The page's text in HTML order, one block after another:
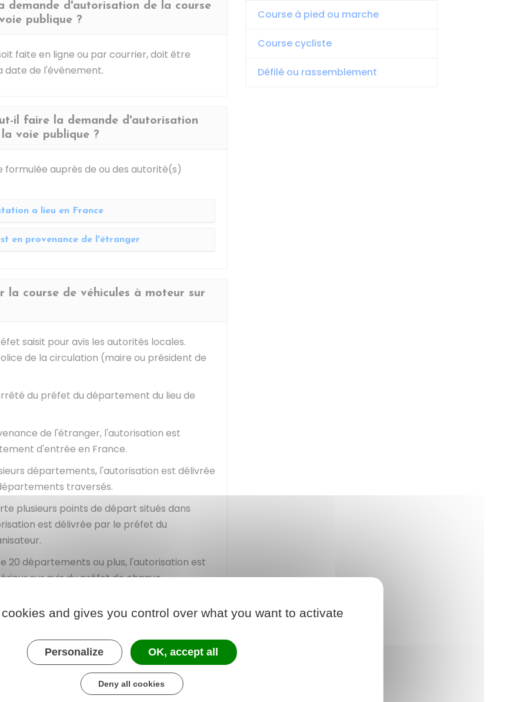
demande d'autorisation de la course
publique ?
faite en ligne ou par courrier, doit être
date de l'événement.
il faire la demande d'autorisation
voie publique ?
auprès de ou des autorité(s)
a lieu en France
en provenance de l'étranger
course de véhicules à moteur sur
saisit pour avis les autorités locales.
de la circulation (maire ou président de
du préfet du département du lieu de
de l'étranger, l'autorisation est
d'entrée en France.
départements, l'autorisation est délivrée
traversés.
plusieurs points de départ situés dans
est délivrée par le préfet du
20 départements ou plus, l'autorisation est
sur avis du préfet de chaque
est publiée et
faire la demande) à l'organisateur.
débute, l'organisateur doit produire une
les demandes mentionnées dans
Course à pied ou marche
Course cycliste
Défilé ou rassemblement
and gives you control over what you want to activate
Personalize OK, accept all
Deny all cookies